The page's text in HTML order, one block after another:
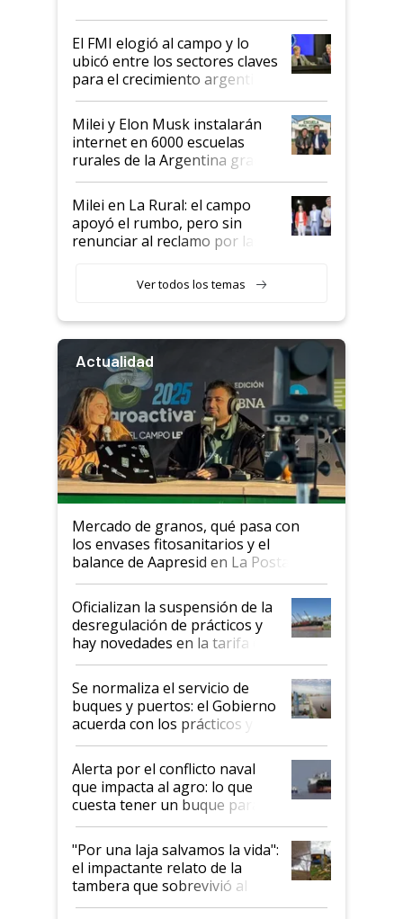
de Milei
El FMI elogió al campo y lo
ubicó entre los sectores claves
para el crecimiento argentino
Milei y Elon Musk instalarán
internet en 6000 escuelas
rurales de la Argentina gracias
a un acuerdo con Starlink
Milei en La Rural: el campo
apoyó el rumbo, pero sin
renunciar al reclamo por las
Ver todos los temas
Actualidad
Mercado de granos, qué pasa con
los envases fitosanitarios y el
balance de Aapresid en La Posta
Oficializan la suspensión de la
desregulación de prácticos y
hay novedades en la tarifa de
la hidrovía
Se normaliza el servicio de
buques y puertos: el Gobierno
acuerda con los prácticos y
suspende el decreto de
desregulación
Alerta por el conflicto naval
que impacta al agro: lo que
cuesta tener un buque parado
y el peligro de que Argentina
pase a ser "país sucio"
"Por una laja salvamos la vida":
el impactante relato de la
tambera que sobrevivió al
tornado